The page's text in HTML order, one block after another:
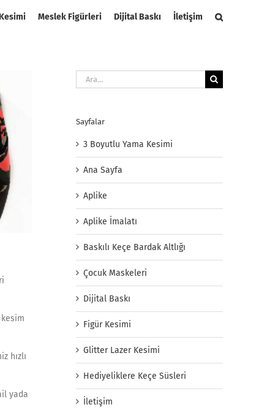
Meslek Figürleri Dijital Baskı İletişim
hızlı
yada
Ara:
Sayfalar
3 Boyutlu Yama Kesimi
Ana Sayfa
Aplike
Aplike İmalatı
Baskılı Keçe Bardak Altlığı
Çocuk Maskeleri
Dijital Baskı
Figür Kesimi
Glitter Lazer Kesimi
Hediyeliklere Keçe Süsleri
İletişim